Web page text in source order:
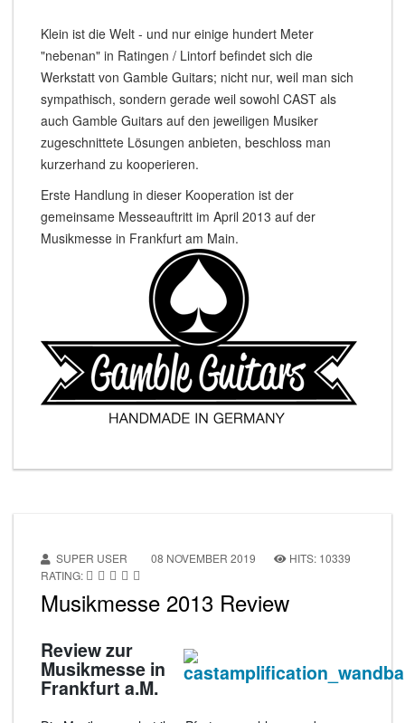
Klein ist die Welt - und nur einige hundert Meter
"nebenan" in Ratingen / Lintorf befindet sich die
Werkstatt von Gamble Guitars; nicht nur, weil man sich
sympathisch, sondern gerade weil sowohl CAST als
auch Gamble Guitars auf den jeweiligen Musiker
zugeschnittete Lösungen anbieten, beschloss man
kurzerhand zu kooperieren.
Erste Handlung in dieser Kooperation ist der
gemeinsame Messeauftritt im April 2013 auf der
Musikmesse in Frankfurt am Main.
SUPER USER 08 NOVEMBER 2019
HITS: 10339
RATING:
Musikmesse 2013 Review
Review zur
Musikmesse in
Frankfurt a.M.